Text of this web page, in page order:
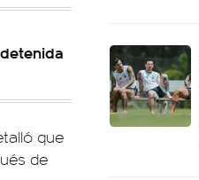
que
de